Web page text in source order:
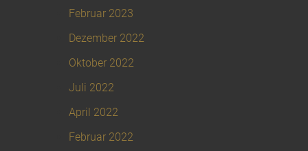
Februar 2023
Dezember 2022
Oktober 2022
Juli 2022
April 2022
Februar 2022